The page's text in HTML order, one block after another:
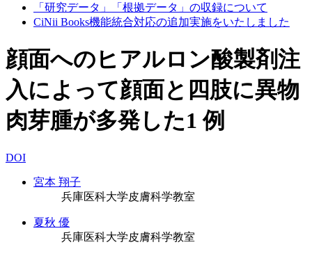
「研究データ」「根拠データ」の収録について
CiNii Books機能統合対応の追加実施をいたしました
顔面へのヒアルロン酸製剤注
入によって顔面と四肢に異物
肉芽腫が多発した1 例
DOI
宮本 翔子
兵庫医科大学皮膚科学教室
夏秋 優
兵庫医科大学皮膚科学教室